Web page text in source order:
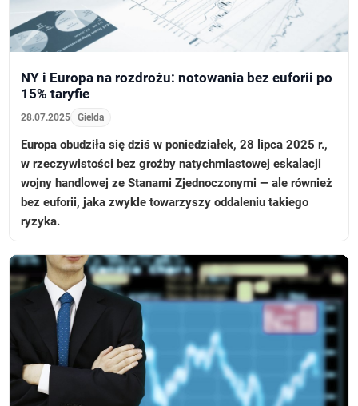
NY i Europa na rozdrożu: notowania bez euforii po
15% taryfie
28.07.2025 Gielda
Europa obudziła się dziś w poniedziałek, 28 lipca 2025 r.,
w rzeczywistości bez groźby natychmiastowej eskalacji
wojny handlowej ze Stanami Zjednoczonymi — ale również
bez euforii, jaka zwykle towarzyszy oddaleniu takiego
ryzyka.